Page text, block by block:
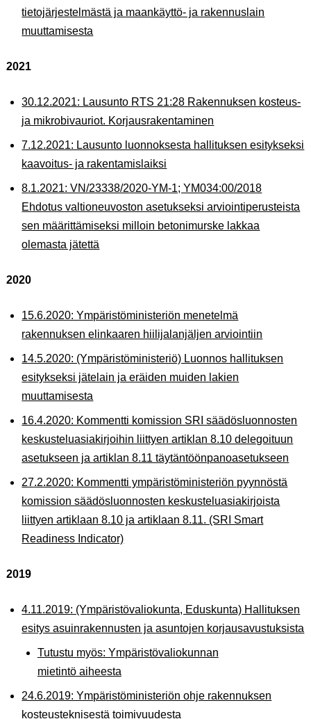
tietojärjestelmästä ja maankäyttö- ja rakennuslain
muuttamisesta
2021
30.12.2021: Lausunto RTS 21:28 Rakennuksen kosteus-
ja mikrobivauriot. Korjausrakentaminen
7.12.2021: Lausunto luonnoksesta hallituksen esitykseksi
kaavoitus- ja rakentamislaiksi
8.1.2021: VN/23338/2020-YM-1; YM034:00/2018
Ehdotus valtioneuvoston asetukseksi arviointiperusteista
sen määrittämiseksi milloin betonimurske lakkaa
olemasta jätettä
2020
15.6.2020: Ympäristöministeriön menetelmä
rakennuksen elinkaaren hiilijalanjäljen arviointiin
14.5.2020: (Ympäristöministeriö) Luonnos hallituksen
esitykseksi jätelain ja eräiden muiden lakien
muuttamisesta
16.4.2020: Kommentti komission SRI säädösluonnosten
keskusteluasiakirjoihin liittyen artiklan 8.10 delegoituun
asetukseen ja artiklan 8.11 täytäntöönpanoasetukseen
27.2.2020: Kommentti ympäristöministeriön pyynnöstä
komission säädösluonnosten keskusteluasiakirjoista
liittyen artiklaan 8.10 ja artiklaan 8.11. (SRI Smart
Readiness Indicator)
2019
4.11.2019: (Ympäristövaliokunta, Eduskunta) Hallituksen
esitys asuinrakennusten ja asuntojen korjausavustuksista
Tutustu myös: Ympäristövaliokunnan
mietintö aiheesta
24.6.2019: Ympäristöministeriön ohje rakennuksen
kosteusteknisestä toimivuudesta